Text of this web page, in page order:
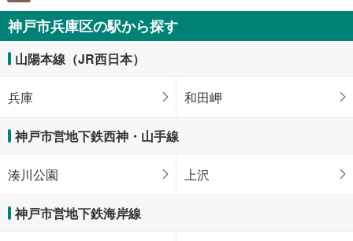
神戸市兵庫区の駅から探す
山陽本線（JR西日本）
兵庫 和田岬
神戸市営地下鉄西神・山手線
湊川公園 上沢
神戸市営地下鉄海岸線